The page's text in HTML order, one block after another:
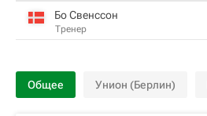
Бо Свенссон
Тренер
Общее Унион (Берлин)